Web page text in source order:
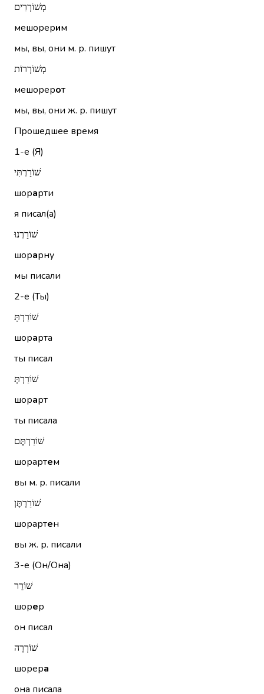
מְשׁוֹרְרִים
мешорерим
мы, вы, они м. р. пишут
מְשׁוֹרְרוֹת
мешорерот
мы, вы, они ж. р. пишут
Прошедшее время
1-е (Я)
שׁוֹרַרְתִּי
шорарти
я писал(а)
שׁוֹרַרְנוּ
шорарну
мы писали
2-е (Ты)
שׁוֹרַרְתָּ
шорарта
ты писал
שׁוֹרַרְתְּ
шорарт
ты писала
שׁוֹרַרְתֶּם
шорартем
вы м. р. писали
שׁוֹרַרְתֶּן
шорартен
вы ж. р. писали
3-е (Он/Она)
שׁוֹרֵר
шорер
он писал
שׁוֹרְרָה
шорера
она писала